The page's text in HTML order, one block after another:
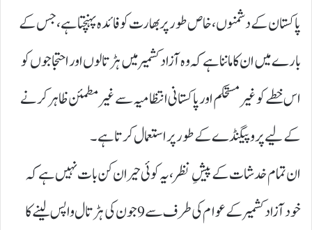
پاکستان کے دشمنوں، خاص طور پر بھارت کو فائدہ پہنچتا ہے، جس کے
بارے میں ان کا ماننا ہے کہ وہ آزاد کشمیر میں ہڑتالوں اور احتجاجوں کو
اس خطے کو غیر مستحکم اور پاکستانی انتظامیہ سے غیر مطمئن ظاہر کرنے
کے لیے پروپیگنڈے کے طور پر استعمال کرتا ہے۔
ان تمام خدشات کے پیشِ نظر، یہ کوئی حیران کن بات نہیں ہے کہ
خود آزاد کشمیر کے عوام کی طرف سے 9جون کی ہڑتال واپس لینے کا